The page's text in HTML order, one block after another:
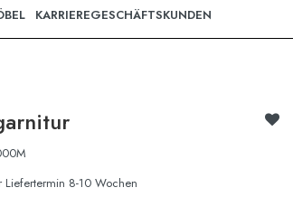
KARRIEREGESCHÄFTSKUNDEN
Liefertermin 8-10 Wochen